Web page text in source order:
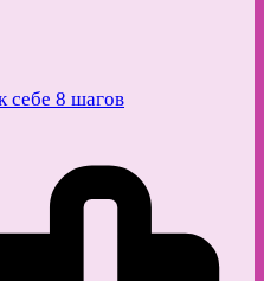
себе 8 шагов